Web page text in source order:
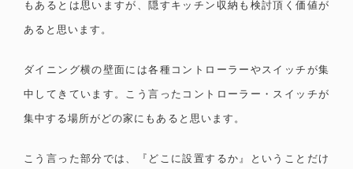
もあるとは思いますが、隠すキッチン収納も検討頂く価値が
あると思います。
ダイニング横の壁面には各種コントローラーやスイッチが集
中してきています。こう言ったコントローラー・スイッチが
集中する場所がどの家にもあると思います。
こう言った部分では、『どこに設置するか』ということだけ